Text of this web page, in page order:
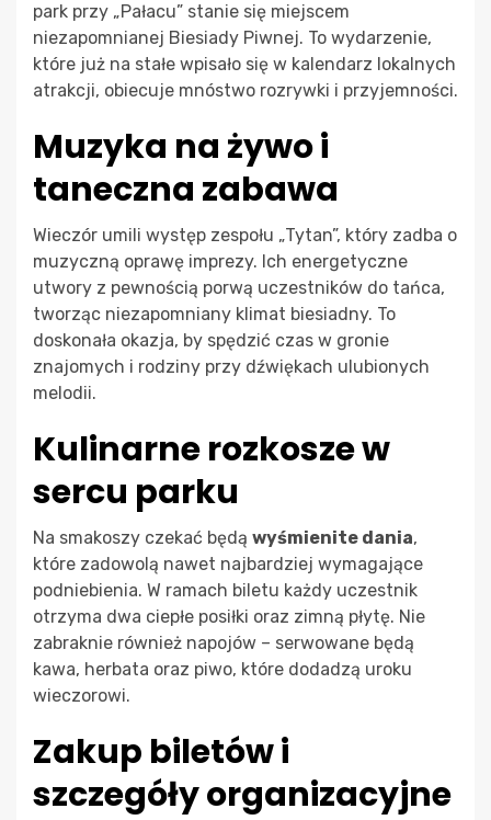
park przy „Pałacu” stanie się miejscem
niezapomnianej Biesiady Piwnej. To wydarzenie,
które już na stałe wpisało się w kalendarz lokalnych
atrakcji, obiecuje mnóstwo rozrywki i przyjemności.
Muzyka na żywo i
taneczna zabawa
Wieczór umili występ zespołu „Tytan”, który zadba o
muzyczną oprawę imprezy. Ich energetyczne
utwory z pewnością porwą uczestników do tańca,
tworząc niezapomniany klimat biesiadny. To
doskonała okazja, by spędzić czas w gronie
znajomych i rodziny przy dźwiękach ulubionych
melodii.
Kulinarne rozkosze w
sercu parku
Na smakoszy czekać będą wyśmienite dania,
które zadowolą nawet najbardziej wymagające
podniebienia. W ramach biletu każdy uczestnik
otrzyma dwa ciepłe posiłki oraz zimną płytę. Nie
zabraknie również napojów – serwowane będą
kawa, herbata oraz piwo, które dodadzą uroku
wieczorowi.
Zakup biletów i
szczegóły organizacyjne